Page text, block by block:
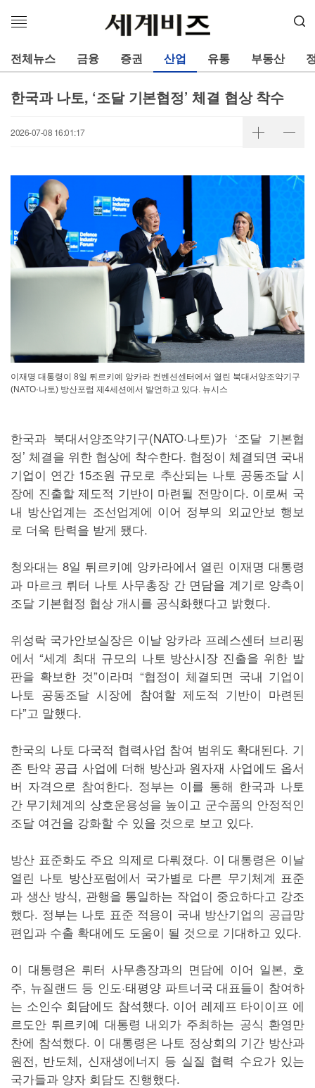
메
열
기
전체뉴스 금융 증권 산업 유통 부동산
한국과 나토, ‘조달 기본협정’ 체결 협상 착수
2026-07-08 16:01:17
이재명 대통령이 8일 튀르키예 앙카라 컨벤션센터에서 열린 북대서양조약기구
(NATO·나토) 방산포럼 제4세션에서 발언하고 있다. 뉴시스
한국과 북대서양조약기구(NATO·나토)가 ‘조달 기본협
정’ 체결을 위한 협상에 착수한다. 협정이 체결되면 국내
기업이 연간 15조원 규모로 추산되는 나토 공동조달 시
장에 진출할 제도적 기반이 마련될 전망이다. 이로써 국
내 방산업계는 조선업계에 이어 정부의 외교안보 행보
로 더욱 탄력을 받게 됐다.
청와대는 8일 튀르키예 앙카라에서 열린 이재명 대통령
과 마르크 뤼터 나토 사무총장 간 면담을 계기로 양측이
조달 기본협정 협상 개시를 공식화했다고 밝혔다.
위성락 국가안보실장은 이날 앙카라 프레스센터 브리핑
에서 “세계 최대 규모의 나토 방산시장 진출을 위한 발
판을 확보한 것”이라며 “협정이 체결되면 국내 기업이
나토 공동조달 시장에 참여할 제도적 기반이 마련된
다”고 말했다.
한국의 나토 다국적 협력사업 참여 범위도 확대된다. 기
존 탄약 공급 사업에 더해 방산과 원자재 사업에도 옵서
버 자격으로 참여한다. 정부는 이를 통해 한국과 나토
간 무기체계의 상호운용성을 높이고 군수품의 안정적인
조달 여건을 강화할 수 있을 것으로 보고 있다.
방산 표준화도 주요 의제로 다뤄졌다. 이 대통령은 이날
열린 나토 방산포럼에서 국가별로 다른 무기체계 표준
과 생산 방식, 관행을 통일하는 작업이 중요하다고 강조
했다. 정부는 나토 표준 적용이 국내 방산기업의 공급망
편입과 수출 확대에도 도움이 될 것으로 기대하고 있다.
이 대통령은 뤼터 사무총장과의 면담에 이어 일본, 호
주, 뉴질랜드 등 인도·태평양 파트너국 대표들이 참여하
는 소인수 회담에도 참석했다. 이어 레제프 타이이프 에
르도안 튀르키예 대통령 내외가 주최하는 공식 환영만
찬에 참석했다. 이 대통령은 나토 정상회의 기간 방산과
원전, 반도체, 신재생에너지 등 실질 협력 수요가 있는
국가들과 양자 회담도 진행했다.